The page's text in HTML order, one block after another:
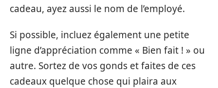
cadeau, ayez aussi le nom de l’employé.
Si possible, incluez également une petite
ligne d’appréciation comme « Bien fait ! » ou
autre. Sortez de vos gonds et faites de ces
cadeaux quelque chose qui plaira aux